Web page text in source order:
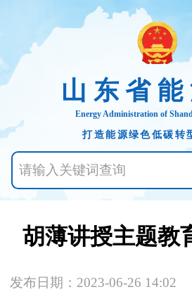
山东省
Energy Administration of
打造能源绿色低碳转
胡薄讲授主题教
发布日期：2023-06-26 14:02